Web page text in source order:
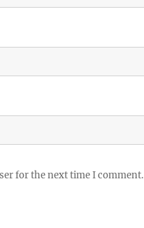
for the next time I comment.